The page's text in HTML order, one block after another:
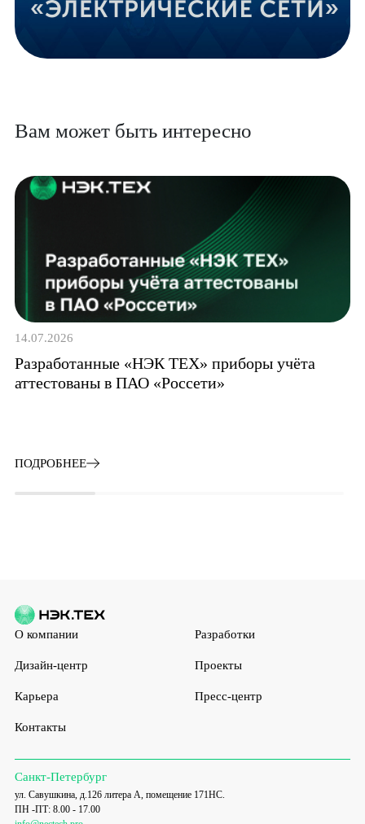
Вам может быть интересно
14.07.2026
Разработанные «НЭК ТЕХ» приборы учёта
аттестованы в ПАО «Россети»
ПОДРОБНЕЕ
О компании Разработки
Дизайн-центр Проекты
Карьера Пресс-центр
Контакты
Санкт-Петербург
ул. Савушкина, д.126 литера А, помещение 171НС.
ПН -ПТ: 8.00 - 17.00